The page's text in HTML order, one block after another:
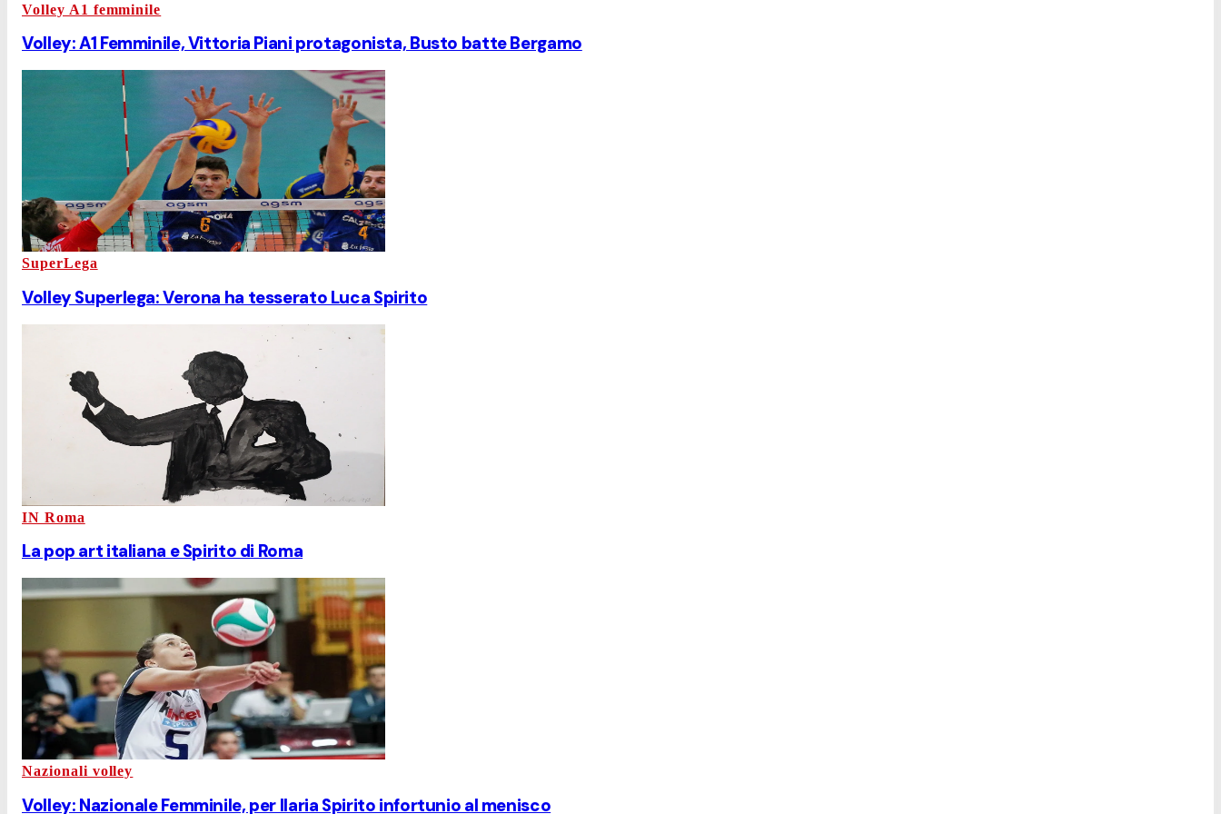
Volley A1 femminile
Volley: A1 Femminile, Vittoria Piani protagonista, Busto batte Bergamo
SuperLega
Volley Superlega: Verona ha tesserato Luca Spirito
IN Roma
La pop art italiana e Spirito di Roma
Nazionali volley
Volley: Nazionale Femminile, per Ilaria Spirito infortunio al menisco